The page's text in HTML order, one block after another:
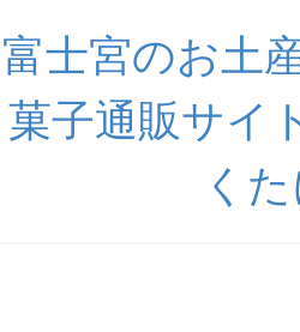
富士宮のお土
菓子通販サイ
く